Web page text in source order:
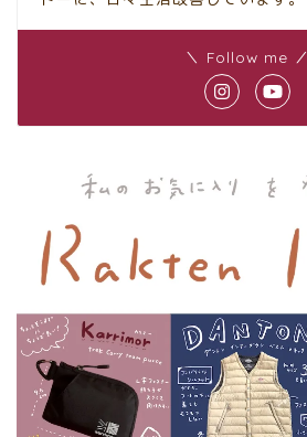
＼ Follow me ／